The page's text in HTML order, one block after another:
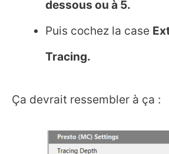
dessous ou à 5.
Puis cochez la case
Tracing.
Ça devrait ressembler à ça :